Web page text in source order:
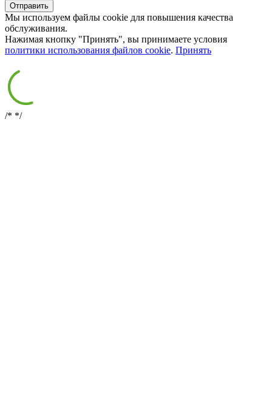
Мы используем файлы cookie для повышения качества
обслуживания.
Нажимая кнопку "Принять", вы принимаете условия
политики использования файлов cookie. Принять
/* */